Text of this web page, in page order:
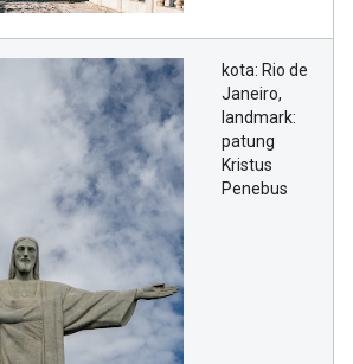
kota: Rio de
Janeiro,
landmark:
patung
Kristus
Penebus